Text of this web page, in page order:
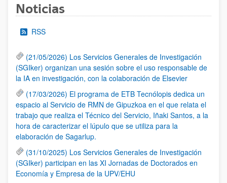
Noticias
RSS
(21/05/2026) Los Servicios Generales de Investigación
(SGIker) organizan una sesión sobre el uso responsable de
la IA en investigación, con la colaboración de Elsevier
(17/03/2026) El programa de ETB Tecnólopis dedica un
espacio al Servicio de RMN de Gipuzkoa en el que relata el
trabajo que realiza el Técnico del Servicio, Iñaki Santos, a la
hora de caracterizar el lúpulo que se utiliza para la
elaboración de Sagarlup.
(31/10/2025) Los Servicios Generales de Investigación
(SGIker) participan en las XI Jornadas de Doctorados en
Economía y Empresa de la UPV/EHU